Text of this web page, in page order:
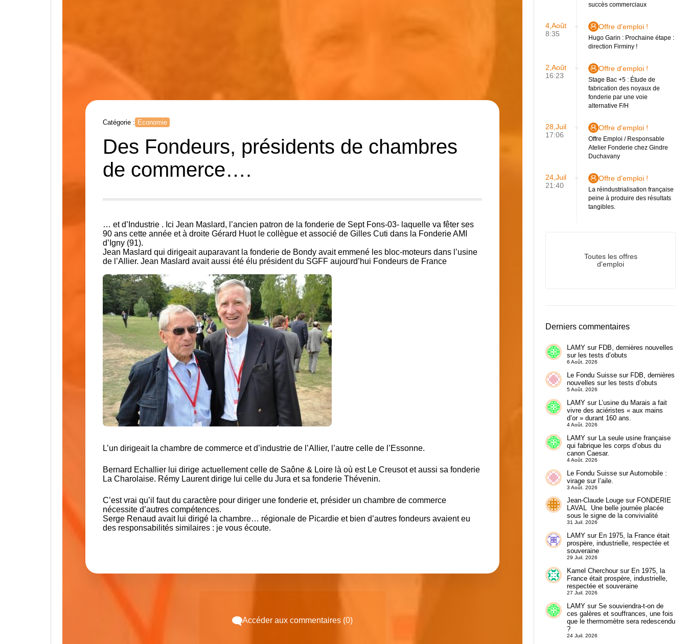
Catégorie : Economie
Des Fondeurs, présidents de chambres
de commerce….
… et d’Industrie . Ici Jean Maslard, l’ancien patron de la fonderie de Sept Fons-03- laquelle va fêter ses
90 ans cette année et à droite Gérard Huot le collègue et associé de Gilles Cuti dans la Fonderie AMI
d’Igny (91).
Jean Maslard qui dirigeait auparavant la fonderie de Bondy avait emmené les bloc-moteurs dans l’usine
de l’Allier. Jean Maslard avait aussi été élu président du SGFF aujourd’hui Fondeurs de France
L’un dirigeait la chambre de commerce et d’industrie de l’Allier, l’autre celle de l’Essonne.
Bernard Echallier lui dirige actuellement celle de Saône & Loire là où est Le Creusot et aussi sa fonderie
La Charolaise. Rémy Laurent dirige lui celle du Jura et sa fonderie Thévenin.
C’est vrai qu’il faut du caractère pour diriger une fonderie et, présider un chambre de commerce
nécessite d’autres compétences.
Serge Renaud avait lui dirigé la chambre… régionale de Picardie et bien d’autres fondeurs avaient eu
des responsabilités similaires : je vous écoute.
Accéder aux commentaires (0)
succès commerciaux
4,Août
8:35
Offre d'emploi !
Hugo Garin : Prochaine étape :
direction Firminy !
2,Août
16:23
Offre d'emploi !
Stage Bac +5 : Étude de
fabrication des noyaux de
fonderie par une voie
alternative F/H
28,Juil
17:06
Offre d'emploi !
Offre Emploi / Responsable
Atelier Fonderie chez Gindre
Duchavany
24,Juil
21:40
Offre d'emploi !
La réindustrialisation française
peine à produire des résultats
tangibles.
Toutes les offres
d'emploi
Derniers commentaires
LAMYsur FDB, dernières nouvelles
sur les tests d’obuts
6 Août. 2026
Le Fondu Suissesur FDB, dernières
nouvelles sur les tests d’obuts
5 Août. 2026
LAMYsur L’usine du Marais a fait
vivre des aciéristes « aux mains
d’or » durant 160 ans.
4 Août. 2026
LAMYsur
La seule usine française
qui fabrique les corps d’obus du
canon Caesar.
4 Août. 2026
Le Fondu SuissesurAutomobile :
virage sur l’aile.
3 Août. 2026
Jean-Claude Lougesur FONDERIE
LAVAL Une belle journée placée
sous le signe de la convivialité
31 Juil. 2026
LAMYsur En 1975, la France était
prospère, industrielle, respectée et
souveraine
29 Juil. 2026
Kamel Cherchoursur En 1975, la
France était prospère, industrielle,
respectée et souveraine
27 Juil. 2026
LAMYsur Se souviendra-t-on de
ces galères et souffrances, une fois
que le thermomètre sera redescendu
?
24 Juil. 2026